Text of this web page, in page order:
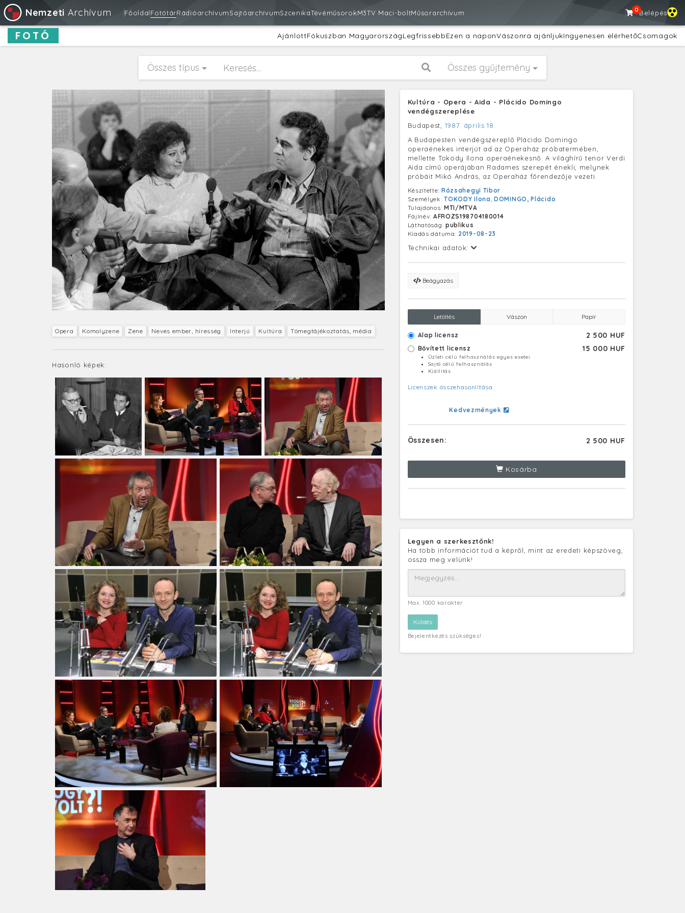
Nemzeti Archívum FőoldalFotótárRádióarchívumSajtóarchívumSzcenikaTévéműsorokM3TV Maci-boltMűsorarchívum 0Belépés
FOTÓ AjánlottFókuszban MagyarországLegfrissebbEzen a naponVászonra ajánljukIngyenesen elérhetőCsomagok
Összes típus Összes gyűjtemény
Opera Komolyzene Zene Neves ember, híresség Interjú Kultúra Tömegtájékoztatás, média
Hasonló képek:
Kultúra - Opera - Aida - Plácido Domingo
vendégszereplése
Budapest, 1987. április 18.
A Budapesten vendégszereplő Plácido Domingo
operaénekes interjút ad az Operaház próbatermében,
mellette Tokody Ilona operaénekesnő. A világhírű tenor Verdi
Aida című operájában Radames szerepét énekli, melynek
próbáit Mikó András, az Operaház főrendezője vezeti.
Készítette: Rózsahegyi Tibor
Személyek:TOKODY Ilona,DOMINGO, Plácido
Tulajdonos: MTI/MTVA
Fájlnév: AFROZS198704180014
Láthatóság: publikus
Kiadás dátuma: 2019-08-23
Technikai adatok:
Beágyazás
Letöltés Vászon Papír
Alap licensz 2 500 HUF
Bővített licensz 15 000 HUF
Üzleti célú felhasználás egyes esetei
Sajtó célú felhasználás
Kiállítás
Licenszek összehasonlítása
Kedvezmények
Összesen: 2 500 HUF
Kosárba
Legyen a szerkesztőnk!
Ha több információt tud a képről, mint az eredeti képszöveg,
ossza meg velünk!
Max. 1000 karakter
Bejelentkezés szükséges!